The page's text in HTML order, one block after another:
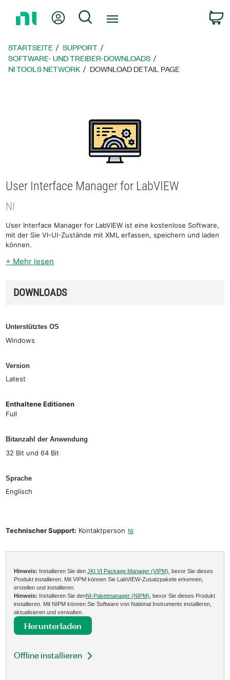
zur
Mein KontoSuche
STARTSEITE
SUPPORT
SOFTWARE- UND TREIBER-DOWNLOADS
NI TOOLS NETWORK
DOWNLOAD DETAIL PAGE
User Interface Manager for LabVIEW
NI
User Interface Manager for LabVIEW ist eine kostenlose Software,
mit der Sie VI-UI-Zustände mit XML erfassen, speichern und laden
können.
+ Mehr lesen
DOWNLOADS
Unterstütztes OS
Windows
Version
Latest
Enthaltene Editionen
Full
Bitanzahl der Anwendung
32 Bit und 64 Bit
Sprache
Englisch
Technischer Support: Kontaktperson NI
Hinweis: Installieren Sie denJKI VI Package Manager (VIPM) , bevor Sie dieses
Produkt installieren. Mit VIPM können Sie LabVIEW-Zusatzpakete erkennen,
erstellen und installieren.
Hinweis: Installieren Sie denNI-Paketmanager (NIPM) , bevor Sie dieses Produkt
installieren. Mit NIPM können Sie Software von National Instruments installieren,
aktualisieren und verwalten.
Herunterladen
Offline installieren